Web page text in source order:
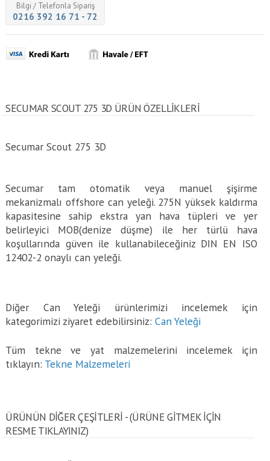
Bilgi / Telefonla Sipariş
0216 392 16 71 - 72
SECUMAR SCOUT 275 3D ÜRÜN ÖZELLİKLERİ
Secumar Scout 275 3D
Secumar tam otomatik veya manuel şişirme
mekanizmalı offshore can yeleği. 275N yüksek kaldırma
kapasitesine sahip ekstra yan hava tüpleri ve yer
belirleyici MOB(denize düşme) ile her türlü hava
koşullarında güven ile kullanabileceğiniz DIN EN ISO
12402-2 onaylı can yeleği.
Diğer Can Yeleği ürünlerimizi incelemek için
kategorimizi ziyaret edebilirsiniz:Can Yeleği
Tüm tekne ve yat malzemelerini incelemek için
tıklayın: Tekne Malzemeleri
ÜRÜNÜN DİĞER ÇEŞİTLERİ - (ÜRÜNE GITMEK IÇIN
RESME TIKLAYINIZ)